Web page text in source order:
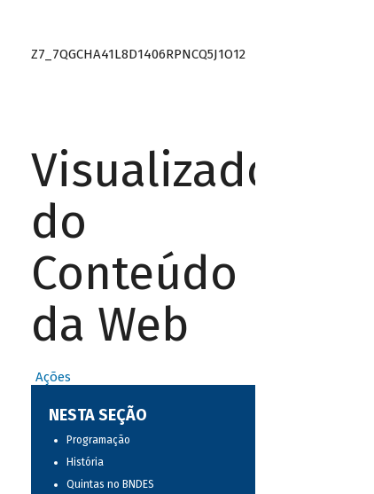
Z7_7QGCHA41L8D1406RPNCQ5J1O12
Visualizador
do
Conteúdo
da Web
Ações
NESTA SEÇÃO
Programação
História
Quintas no BNDES